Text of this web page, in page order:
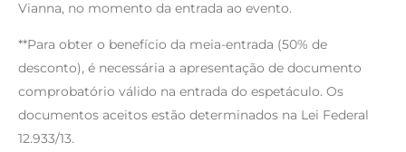
Vianna, no momento da entrada ao evento.
**Para obter o benefício da meia-entrada (50% de
desconto), é necessária a apresentação de documento
comprobatório válido na entrada do espetáculo. Os
documentos aceitos estão determinados na Lei Federal
12.933/13.